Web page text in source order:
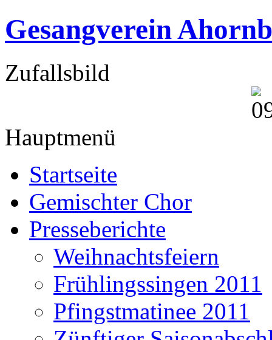
Gesangverein
Zufallsbild
Hauptmenü
Startseite
Gemischter Chor
Presseberichte
Weihnachtsfeiern
Frühlingssingen 2011
Pfingstmatinee 2011